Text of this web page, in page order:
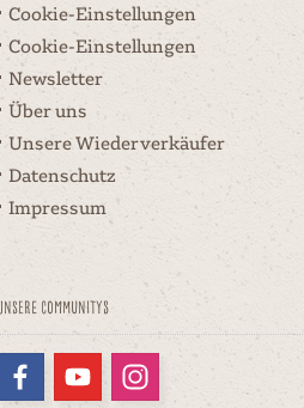
Cookie-Einstellungen
Cookie-Einstellungen
Newsletter
Über uns
Unsere Wiederverkäufer
Datenschutz
Impressum
Communitys